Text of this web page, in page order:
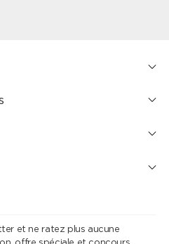
et ne ratez plus aucune
offre spéciale et concours.